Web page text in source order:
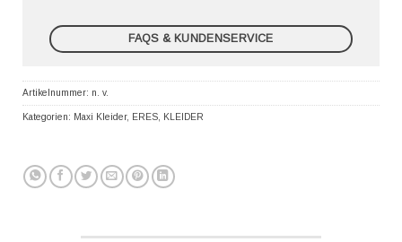
FAQS & KUNDENSERVICE
Artikelnummer: n. v.
Kategorien: Maxi Kleider, ERES KLEIDER